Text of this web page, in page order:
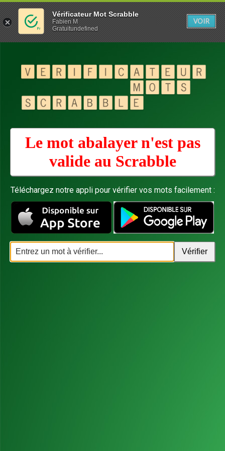
Le mot abalayer n'est pas
valide au Scrabble
Téléchargez notre appli pour vérifier vos mots facilement :
Vérificateur Mot Scrabble
Fabien M
Gratuitundefined
VOIR